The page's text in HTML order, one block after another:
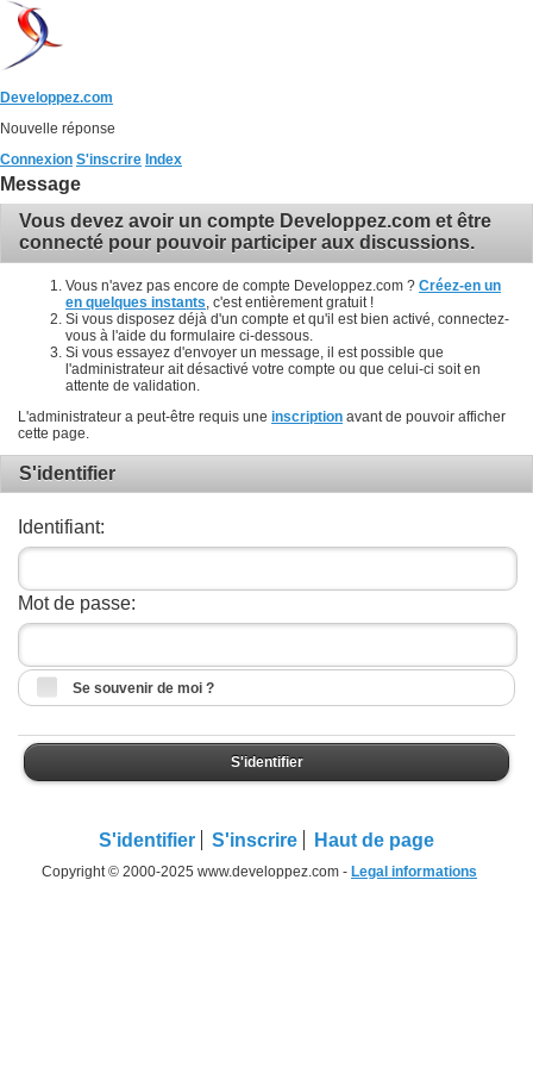
Developpez.com
Nouvelle réponse
Connexion S'inscrire Index
Message
Vous devez avoir un compte Developpez.com et être
connecté pour pouvoir participer aux discussions.
Vous n'avez pas encore de compte Developpez.com ? Créez-en un
en quelques instants , c'est entièrement gratuit !
Si vous disposez déjà d'un compte et qu'il est bien activé, connectez-
vous à l'aide du formulaire ci-dessous.
Si vous essayez d'envoyer un message, il est possible que
l'administrateur ait désactivé votre compte ou que celui-ci soit en
attente de validation.
L'administrateur a peut-être requis une inscription avant de pouvoir afficher
cette page.
S'identifier
Identifiant:
Mot de passe:
Se souvenir de moi ?
S'identifier
S'identifier S'inscrire Haut de page
Copyright © 2000-2025 www.developpez.com - Legal informations